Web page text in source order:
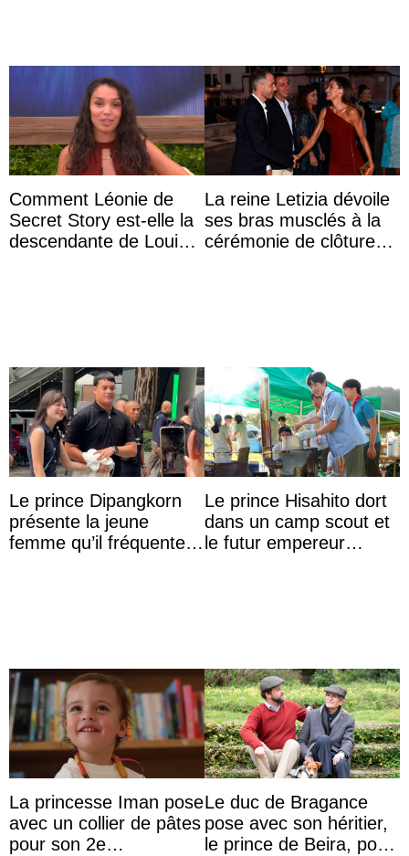
Comment Léonie de
Secret Story est-elle la
descendante de Louis
La reine Letizia dévoile
ses bras musclés à la
cérémonie de clôture
Le prince Dipangkorn
présente la jeune
femme qu’il fréquente à
Le prince Hisahito dort
dans un camp scout et
le futur empereur
La princesse Iman pose
avec un collier de pâtes
pour son 2e
Le duc de Bragance
pose avec son héritier,
le prince de Beira, pour